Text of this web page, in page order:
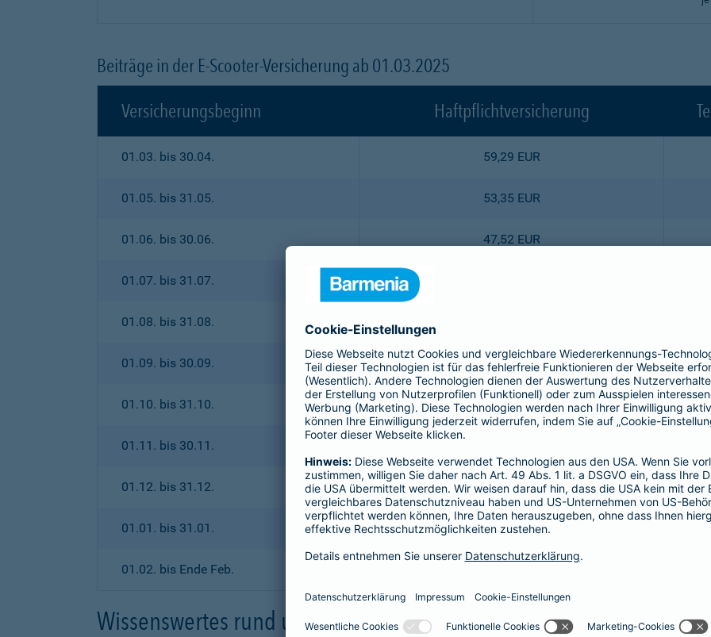
Beiträge in der E-Scooter-Versicherung ab 01.03.2025
Versicherungsbeginn
Haftpflichtversicherung
01.03. bis 30.04. 59,29 EUR
01.05. bis 31.05. 53,35 EUR
01.06. bis 30.06. 47,52 EUR
01.07. bis 31.07.
01.08. bis 31.08.
01.09. bis 30.09. 35,64 EUR
01.10. bis 31.10. 29,70 EUR
01.11. bis 30.11.
01.12. bis 31.12. 17,82 EUR
01.01. bis 31.01. 14,85 EUR
01.02. bis Ende Feb.
Wissenswertes rund um den E-Scooter